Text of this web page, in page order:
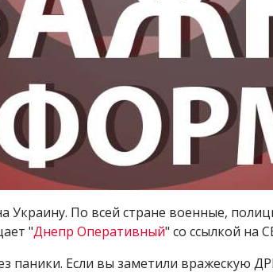
Украину. По всей стране военные,
"Днепр Оперативный" со ссылкой на
паники. Если вы заметили вражескую